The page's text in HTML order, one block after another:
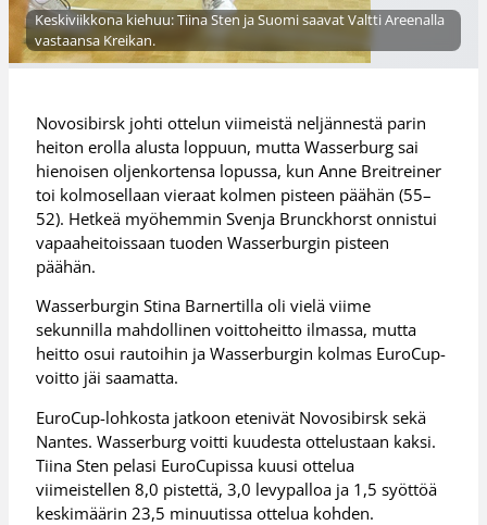
Keskiviikkona kiehuu: Tiina Sten ja Suomi saavat Valtti Areenalla
vastaansa Kreikan.
Novosibirsk johti ottelun viimeistä neljännestä parin
heiton erolla alusta loppuun, mutta Wasserburg sai
hienoisen oljenkortensa lopussa, kun Anne Breitreiner
toi kolmosellaan vieraat kolmen pisteen päähän (55–
52). Hetkeä myöhemmin Svenja Brunckhorst onnistui
vapaaheitoissaan tuoden Wasserburgin pisteen
päähän.
Wasserburgin Stina Barnertilla oli vielä viime
sekunnilla mahdollinen voittoheitto ilmassa, mutta
heitto osui rautoihin ja Wasserburgin kolmas EuroCup-
voitto jäi saamatta.
EuroCup-lohkosta jatkoon etenivät Novosibirsk sekä
Nantes. Wasserburg voitti kuudesta ottelustaan kaksi.
Tiina Sten pelasi EuroCupissa kuusi ottelua
viimeistellen 8,0 pistettä, 3,0 levypalloa ja 1,5 syöttöä
keskimäärin 23,5 minuutissa ottelua kohden.